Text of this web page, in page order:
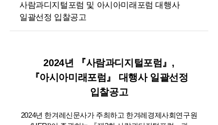
사람과디지털포럼 및 아시아미래포럼 대행사
일괄선정 입찰공고
2024년 『사람과디지털포럼』,
『아시아미래포럼』 대행사 일괄선정
입찰공고
2024년 한겨레신문사가 주최하고 한겨레경제사회연구원